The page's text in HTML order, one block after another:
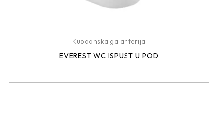
Kupaonska galanterija
EVEREST WC ISPUST U POD